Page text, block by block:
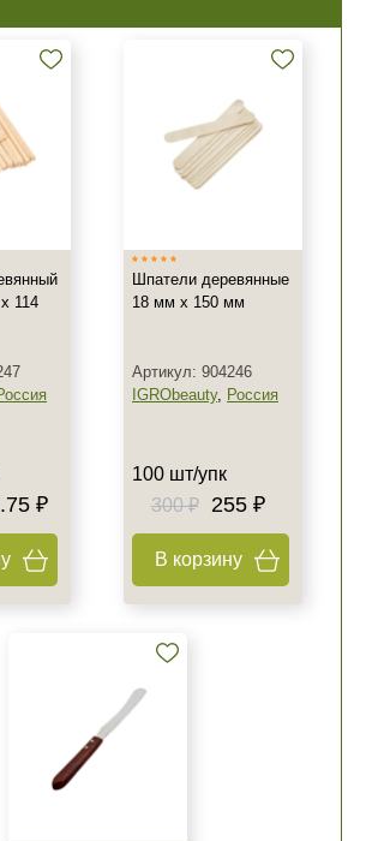
114
₽
Шпатели деревянные
18 мм х 150 мм
Артикул: 904246
IGRObeauty, Россия
100 шт/упк
300 ₽
255 ₽
В корзину